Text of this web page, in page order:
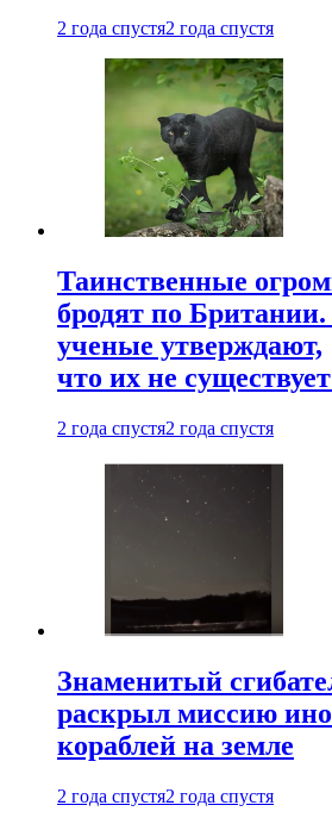
2 года спустя2 года спустя
Таинственные
бродят по
ученые утверждают,
что их не
2 года спустя2 года спустя
Знаменитый
раскрыл миссию
кораблей на земле
2 года спустя2 года спустя